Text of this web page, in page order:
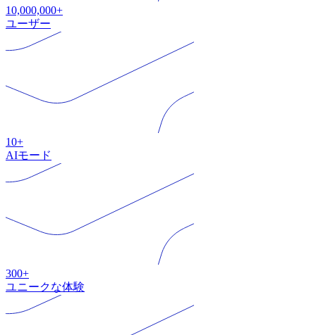
10,000,000+
ユーザー
10+
AIモード
300+
ユニークな体験